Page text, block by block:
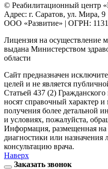
© Реабилитационный центр
Адрес: г. Саратов, ул. Мира, 9
ООО «Развитие» | ОГРН:
Лицензия на осуществление
выдана Министерством
области
Сайт предназначен
целей и не является
Статьей 437 (2)
носят справочный характер
получения более детальной
и условиях, пожалуйста,
Информация, размещенная на
диагностики или назначения
консультацию врача.
Наверх
Заказать звонок